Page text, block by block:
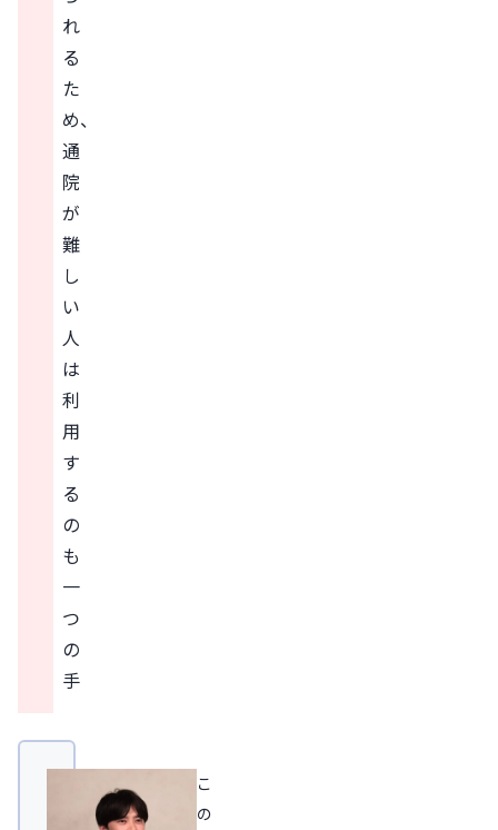
れ
る
た
め、
通
院
が
難
し
い
人
は
利
用
す
る
の
も
一
つ
の
手
こ
の